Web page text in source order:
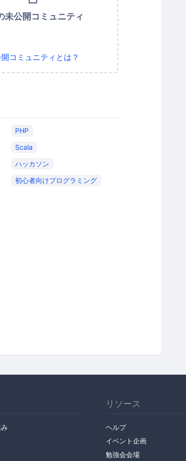
未公開コミュニティ
コミュニティとは？
PHP
Scala
ハッカソン
初心者向けプログラミング
リソース
ヘルプ
イベント企画
勉強会会場